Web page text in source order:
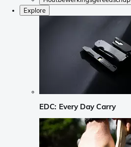
Explore
EDC: Every Day Carry